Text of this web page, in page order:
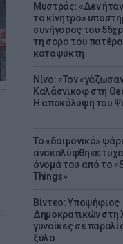
Μυστράς: «Δεν
το κίνητρο»
συνήγορος του
τη σορό του
καταψύκτη
Νίνο: «Τον
Καλάσνικοφ στη
Η αποκάλυψη του
Το «δαιμονικό»
ανακαλύφθηκε
όνομά του από το
Things»
Βίντεο: Υποψήφιος
Δημοκρατικών στη
γυναίκες σε
ξύλο